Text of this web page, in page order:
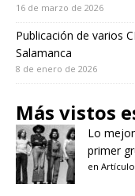
16 de marzo de 2026
Publicación de varios
Salamanca
8 de enero de 2026
Más vistos
Lo
primer
en